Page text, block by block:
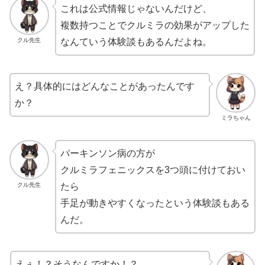
クル先生
これは公式情報じゃないんだけど、
複数持つことでクルミラの効果がアップした
なんていう体験談もあるんだよね。
ミラちゃん
え？具体的にはどんなことがあったんです
か？
クル先生
パーキンソン病の方が
クルミラフェニックスを3つ頭に付けておい
たら
手足が動きやすくなったという体験談もある
んだ。